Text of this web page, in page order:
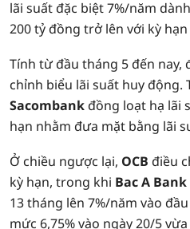
lãi suất đặc biệt 7%/năm
200 tỷ đồng trở lên với kỳ
Tính từ đầu tháng 5 đến nay,
chỉnh biểu lãi suất huy động.
Sacombankđồng loạt hạ lãi
hạn nhằm đưa mặt bằng lãi
Ở chiều ngược lại, OCB điều
kỳ hạn, trong khi Bac A Bank
13 tháng lên 7%/năm vào
mức 6,75% vào ngày 20/5